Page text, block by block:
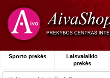
Sporto prekės
Laisvalaikio
prekės